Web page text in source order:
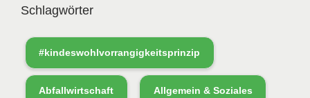
Schlagwörter
#kindeswohlvorrangigkeitsprinzip
Abfallwirtschaft Allgemein & Soziales